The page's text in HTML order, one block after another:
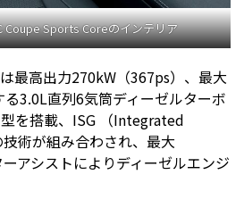
Coupe Sports Coreのインテリア
最高出力270kW（367ps）、最大
3.0L直列6気筒ディーゼルターボ
を搭載、ISG （Integrated
術が組み合わされ、最大
アシストによりディーゼルエンジ